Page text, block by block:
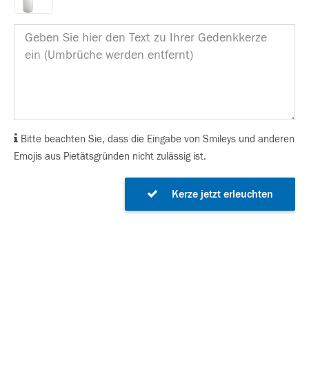
Bitte beachten Sie, dass die Eingabe von Smileys und anderen
Emojis aus Pietätsgründen nicht zulässig ist.
Kerze jetzt erleuchten